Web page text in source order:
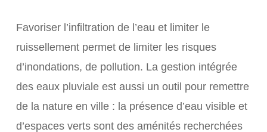
Favoriser l’infiltration de l’eau et limiter le
ruissellement permet de limiter les risques
d’inondations, de pollution. La gestion intégrée
des eaux pluviale est aussi un outil pour remettre
de la nature en ville : la présence d’eau visible et
d’espaces verts sont des aménités recherchées